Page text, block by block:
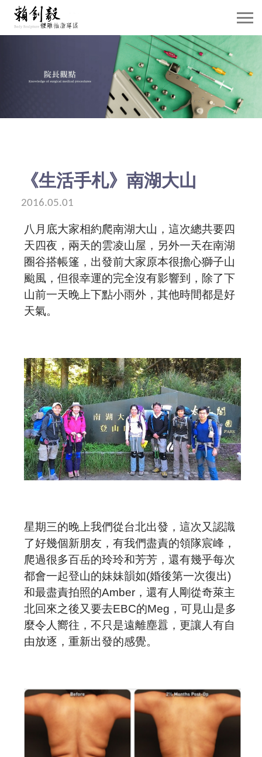
關於賴院長
威塑抽脂介紹
抽脂雕塑
隆乳手術
賴院長觀點
預約諮詢
《生活手札》南湖大山
2016.05.01
八月底大家相約爬南湖大山，這次總共要四
天四夜，兩天的雲凌山屋，另外一天在南湖
圈谷搭帳篷，出發前大家原本很擔心獅子山
颱風，但很幸運的完全沒有影響到，除了下
山前一天晚上下點小雨外，其他時間都是好
天氣。
星期三的晚上我們從台北出發，這次又認識
了好幾個新朋友，有我們盡責的領隊宸峰，
爬過很多百岳的玲玲和芳芳，還有幾乎每次
都會一起登山的妹妹韻如(婚後第一次復出)
和最盡責拍照的Amber，還有人剛從奇萊主
北回來之後又要去EBC的Meg，可見山是多
麼令人嚮往，不只是遠離塵囂，更讓人有自
由放逐，重新出發的感覺。